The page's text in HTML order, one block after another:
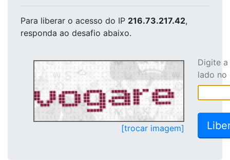
Para liberar o acesso do IP 216.73.217.42,
responda ao desafio abaixo.
[trocar imagem]
Digite
lado no